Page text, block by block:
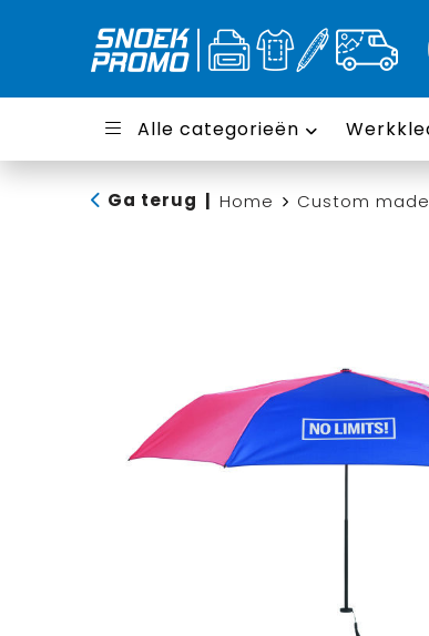
Alle categorieën
Ga terug Home Custom made